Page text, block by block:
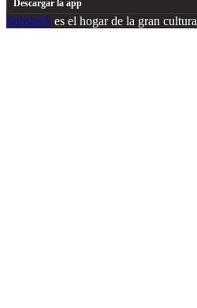
Descargar la app
Substack es el hogar de la gran cultura